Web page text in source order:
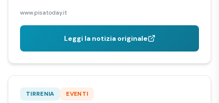
www.pisatoday.it
Leggi la notizia originale
TIRRENIA EVENTI